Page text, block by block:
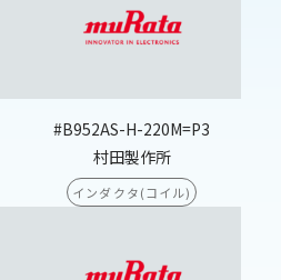
#B952AS-H-220M=P3
村田製作所
インダクタ(コイル)